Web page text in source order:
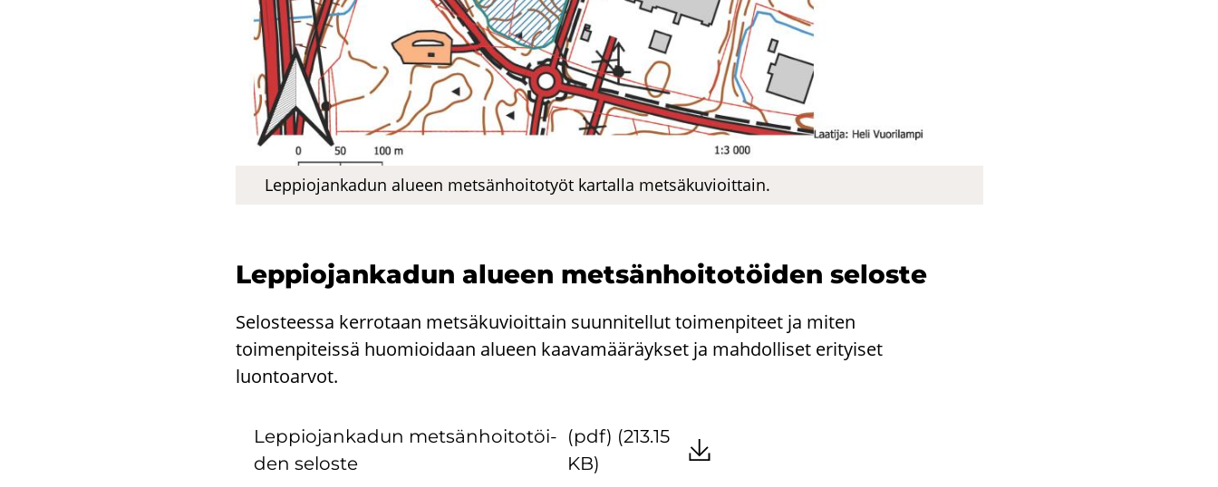
Lep­pio­jan­ka­dun alu­een met­sän­hoi­to­työt kar­tal­la met­sä­ku­vioit­tain.
Lep­pio­jan­ka­dun alu­een met­sän­hoi­to­töi­den se­los­te
Selosteessa kerrotaan metsäkuvioittain suunnitellut toimenpiteet ja miten
toimenpiteissä huomioidaan alueen kaavamääräykset ja mahdolliset erityiset
luontoarvot.
Lep­pio­jan­ka­dun met­sän­hoi­to­töi­
den se­los­te
(pdf) (213.15
KB)